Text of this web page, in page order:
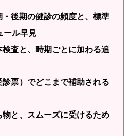
後期の健診の頻度と、標準
ール早見
査と、時期ごとに加わる追
票）でどこまで補助される
と、スムーズに受けるため